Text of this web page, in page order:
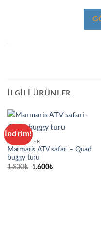
İLGILI ÜRÜNLER
İndirim!
AKTIVITELER
Marmaris ATV safari – Quad
buggy turu
1.800₺
Orijinal
1.600₺Şu